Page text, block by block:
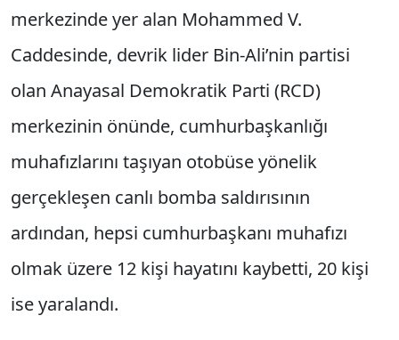
merkezinde yer alan Mohammed V.
Caddesinde, devrik lider Bin-Ali’nin partisi
olan Anayasal Demokratik Parti (RCD)
merkezinin önünde, cumhurbaşkanlığı
muhafızlarını taşıyan otobüse yönelik
gerçekleşen canlı bomba saldırısının
ardından, hepsi cumhurbaşkanı muhafızı
olmak üzere 12 kişi hayatını kaybetti, 20 kişi
ise yaralandı.